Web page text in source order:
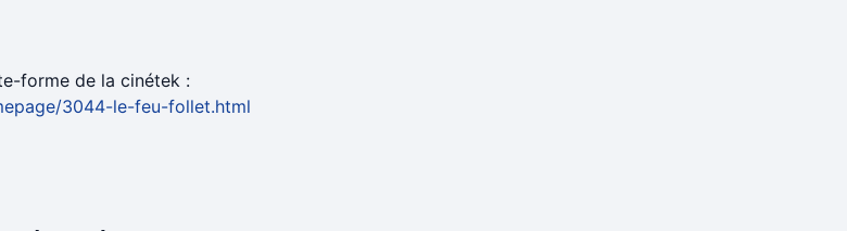
forme de la cinétek :
3044-le-feu-follet.html